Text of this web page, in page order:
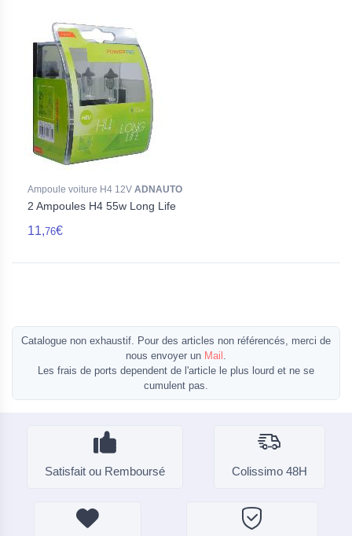
Ampoule voiture H4 12V ADNAUTO
2 Ampoules H4 55w Long Life
11,76€
Catalogue non exhaustif. Pour des articles non référencés, merci de
nous envoyer un Mail .
Les frais de ports dependent de l'article le plus lourd et ne se
cumulent pas.
Satisfait ou Remboursé Colissimo 48H